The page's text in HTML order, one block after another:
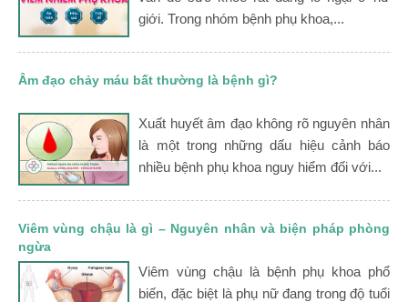
giới. Trong nhóm bệnh phụ khoa,...
Âm đạo chảy máu bất thường là bệnh gì?
Xuất huyết âm đạo không rõ nguyên nhân
là một trong những dấu hiệu cảnh báo
nhiều bệnh phụ khoa nguy hiểm đối với...
Viêm vùng chậu là gì – Nguyên nhân và biện pháp phòng
ngừa
Viêm vùng chậu là bệnh phụ khoa phổ
biến, đặc biệt là phụ nữ đang trong độ tuổi